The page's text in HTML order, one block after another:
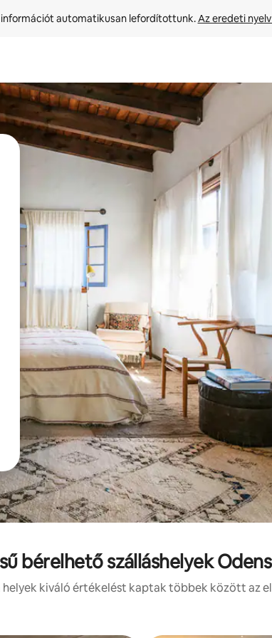
információt automatikusan lefordítottunk. Az eredeti
illetve érintő és lapozó mozdulatokkal is
bérelhető szálláshelyek
kiváló értékelést kaptak többek között az